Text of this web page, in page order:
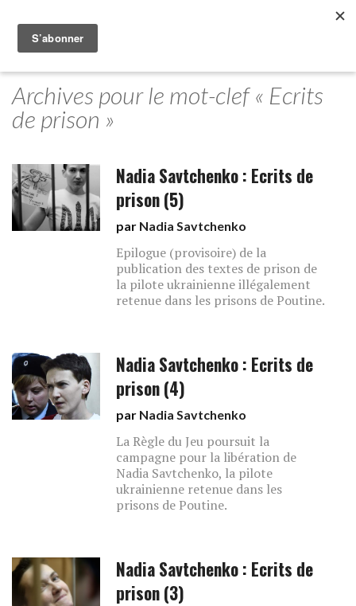
Archives pour le mot-clef « Ecrits
de prison »
Nadia Savtchenko : Ecrits de
prison (5)
par Nadia Savtchenko
Epilogue (provisoire) de la
publication des textes de prison de
la pilote ukrainienne illégalement
retenue dans les prisons de Poutine.
Nadia Savtchenko : Ecrits de
prison (4)
par Nadia Savtchenko
La Règle du Jeu poursuit la
campagne pour la libération de
Nadia Savtchenko, la pilote
ukrainienne retenue dans les
prisons de Poutine.
Nadia Savtchenko : Ecrits de
prison (3)